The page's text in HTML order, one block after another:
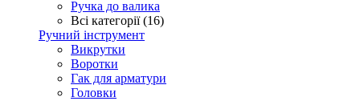
Ручка до валика
Всі категорії (16)
Ручний інструмент
Викрутки
Воротки
Гак для арматури
Головки